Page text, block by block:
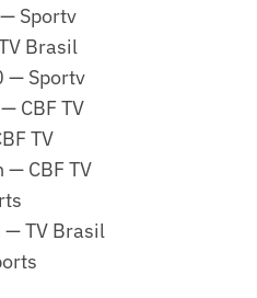
Sportv
Brasil
— Sportv
CBF TV
TV
CBF TV
TV Brasil